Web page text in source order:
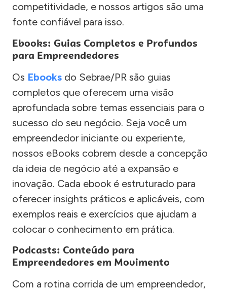
competitividade, e nossos artigos são uma
fonte confiável para isso.
Ebooks: Guias Completos e Profundos
para Empreendedores
Os Ebooks do Sebrae/PR são guias
completos que oferecem uma visão
aprofundada sobre temas essenciais para o
sucesso do seu negócio. Seja você um
empreendedor iniciante ou experiente,
nossos eBooks cobrem desde a concepção
da ideia de negócio até a expansão e
inovação. Cada ebook é estruturado para
oferecer insights práticos e aplicáveis, com
exemplos reais e exercícios que ajudam a
colocar o conhecimento em prática.
Podcasts: Conteúdo para
Empreendedores em Movimento
Com a rotina corrida de um empreendedor,